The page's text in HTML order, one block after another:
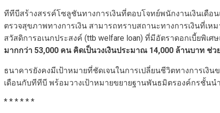
ทีทีบีสร้างสรรค์โซลูชันทางการเงินที่ตอบโจทย์พนักงานเงินเดื
ตรวจสุขภาพทางการเงิน สามารถทราบสถานะทางการเงินที่เ
สวัสดิการอเนกประสงค์ (ttb welfare loan) ที่มีอัตราดอกเบี้ยพิเศ
มากกว่า 53,000 คน คิดเป็นวงเงินประมาณ 14,000 ล้านบาท ช่ว
ธนาคารยังคงมีเป้าหมายที่ชัดเจนในการเปลี่ยนชีวิตทางการเ
เดือนกับทีทีบี พร้อมวางเป้าหมายขยายฐานพันธมิตรองค์กรชั้น
* * * * * *